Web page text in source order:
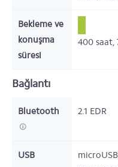
Bekleme ve
konuşma
süresi
400 saat,
Bağlantı
Bluetooth 2.1 EDR
USB